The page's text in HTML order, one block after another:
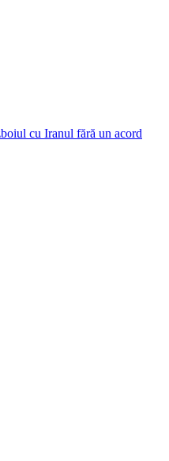
cu Iranul fără un acord